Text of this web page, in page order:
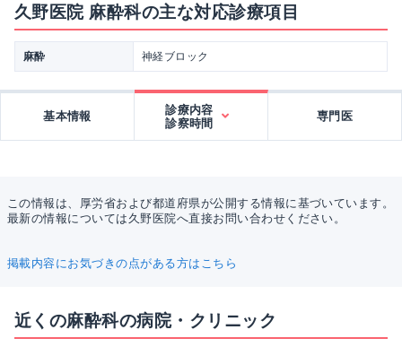
久野医院 麻酔科の主な対応診療項目
麻酔 神経ブロック
基本情報
診療内容
診察時間
専門医
この情報は、厚労省および都道府県が公開する情報に基づいています。
最新の情報については久野医院へ直接お問い合わせください。
掲載内容にお気づきの点がある方はこちら
近くの麻酔科の病院・クリニック